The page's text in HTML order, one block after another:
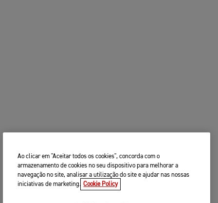
Ao clicar em "Aceitar todos os cookies", concorda com o
armazenamento de cookies no seu dispositivo para melhorar a
navegação no site, analisar a utilização do site e ajudar nas nossas
iniciativas de marketing. Cookie Policy